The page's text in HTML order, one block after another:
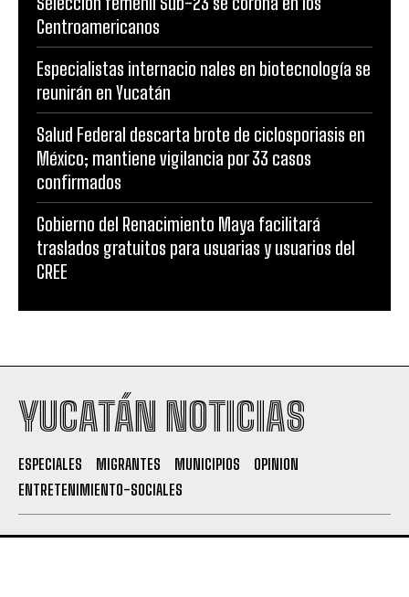
Centroamericanos
Especialistas internacio nales en biotecnología se
reunirán en Yucatán
Salud Federal descarta brote de ciclosporiasis en
México; mantiene vigilancia por 33 casos
confirmados
Gobierno del Renacimiento Maya facilitará
traslados gratuitos para usuarias y usuarios del
CREE
YUCATÁN NOTICIAS
ESPECIALES MIGRANTES MUNICIPIOS
OPINION
ENTRETENIMIENTO-SOCIALES